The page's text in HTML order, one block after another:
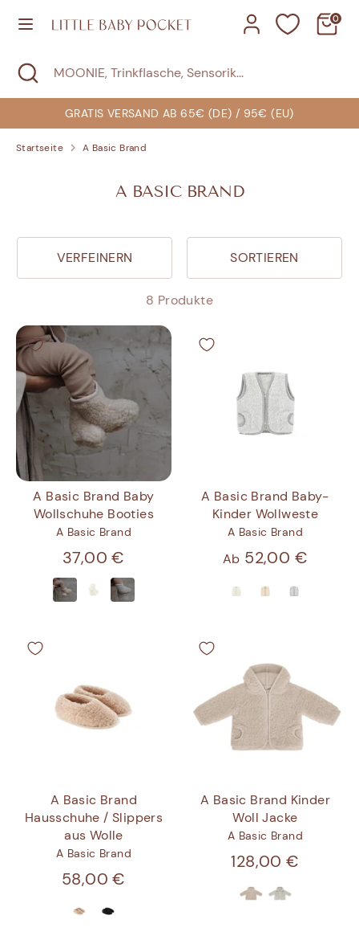
zum
0
SuchenMOONIE,
Sensorik...
Suchen
Trinkflasche,
Sensorik...
Suche
schließen
GRATIS VERSAND AB 65€ (DE) / 95€ (EU)
Startseite A Basic Brand
A BASIC BRAND
VERFEINERN SORTIEREN
8 Produkte
A Basic Brand Baby
Wollschuhe Booties
A Basic Brand
37,00 €
A Basic Brand Baby-
Kinder Wollweste
A Basic Brand
Ab 52,00 €
A Basic Brand
Hausschuhe / Slippers
aus Wolle
A Basic Brand
58,00 €
A Basic Brand Kinder
Woll Jacke
A Basic Brand
128,00 €